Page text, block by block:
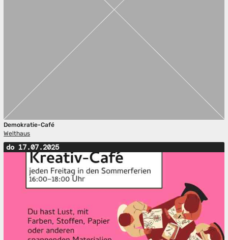
Demokratie-Café
Welthaus
do 17.07.2025